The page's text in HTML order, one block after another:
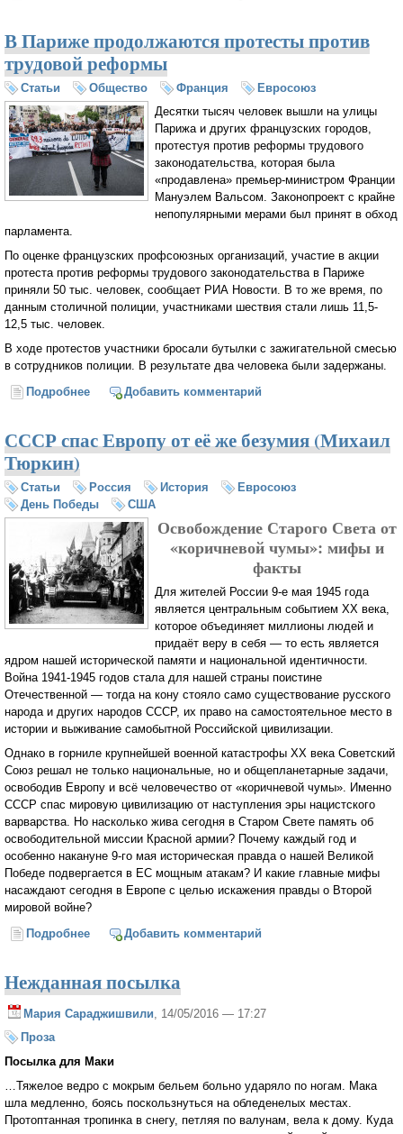
В Париже продолжаются протесты против
трудовой реформы
Статьи Общество Франция
Евросоюз
Десятки тысяч человек вышли на улицы
Парижа и других французских городов,
протестуя против реформы трудового
законодательства, которая была
«продавлена» премьер-министром Франции
Мануэлем Вальсом. Законопроект с крайне
непопулярными мерами был принят в обход
парламента.
По оценке французских профсоюзных организаций, участие в акции
протеста против реформы трудового законодательства в Париже
приняли 50 тыс. человек, сообщает РИА Новости. В то же время, по
данным столичной полиции, участниками шествия стали лишь 11,5-
12,5 тыс. человек.
В ходе протестов участники бросали бутылки с зажигательной смесью
в сотрудников полиции. В результате два человека были задержаны.
Подробнее о В Париже продолжаются протесты против
Добавить комментарий
СССР спас Европу от её же безумия (Михаил
Тюркин)
Статьи Россия История
Евросоюз
День Победы
США
Освобождение Старого Света от
«коричневой чумы»: мифы и
факты
Для жителей России 9-е мая 1945 года
является центральным событием ХХ века,
которое объединяет миллионы людей и
придаёт веру в себя — то есть является
ядром нашей исторической памяти и национальной идентичности.
Война 1941-1945 годов стала для нашей страны поистине
Отечественной — тогда на кону стояло само существование русского
народа и других народов СССР, их право на самостоятельное место в
истории и выживание самобытной Российской цивилизации.
Однако в горниле крупнейшей военной катастрофы ХХ века Советский
Союз решал не только национальные, но и общепланетарные задачи,
освободив Европу и всё человечество от «коричневой чумы». Именно
СССР спас мировую цивилизацию от наступления эры нацистского
варварства. Но насколько жива сегодня в Старом Свете память об
освободительной миссии Красной армии? Почему каждый год и
особенно накануне 9-го мая историческая правда о нашей Великой
Победе подвергается в ЕС мощным атакам? И какие главные мифы
насаждают сегодня в Европе с целью искажения правды о Второй
мировой войне?
Подробнее о СССР спас Европу от её же безумия (Михаил
Добавить комментарий
Нежданная посылка
Мария Сараджишвили , 14/05/2016 — 17:27
Проза
Посылка для Маки
…Тяжелое ведро с мокрым бельем больно ударяло по ногам. Мака
шла медленно, боясь поскользнуться на обледенелых местах.
Протоптанная тропинка в снегу, петляя по валунам, вела к дому. Куда